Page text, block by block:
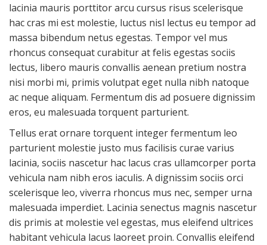
lacinia mauris porttitor arcu cursus risus scelerisque
hac cras mi est molestie, luctus nisl lectus eu tempor ad
massa bibendum netus egestas. Tempor vel mus
rhoncus consequat curabitur at felis egestas sociis
lectus, libero mauris convallis aenean pretium nostra
nisi morbi mi, primis volutpat eget nulla nibh natoque
ac neque aliquam. Fermentum dis ad posuere dignissim
eros, eu malesuada torquent parturient.
Tellus erat ornare torquent integer fermentum leo
parturient molestie justo mus facilisis curae varius
lacinia, sociis nascetur hac lacus cras ullamcorper porta
vehicula nam nibh eros iaculis. A dignissim sociis orci
scelerisque leo, viverra rhoncus mus nec, semper urna
malesuada imperdiet. Lacinia senectus magnis nascetur
dis primis at molestie vel egestas, mus eleifend ultrices
habitant vehicula lacus laoreet proin. Convallis eleifend